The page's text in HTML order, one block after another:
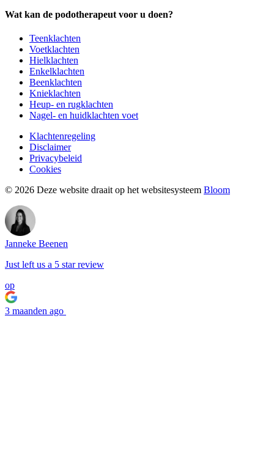
Wat kan de podotherapeut voor u doen?
Teenklachten
Voetklachten
Hielklachten
Enkelklachten
Beenklachten
Knieklachten
Heup- en rugklachten
Nagel- en huidklachten voet
Klachtenregeling
Disclaimer
Privacybeleid
Cookies
© 2026 Deze website draait op het websitesysteem Bloom
Janneke Beenen
Just left us a 5 star review
op
3 maanden ago